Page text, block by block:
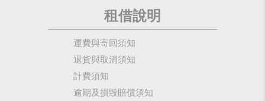
租借說明
運費與寄回須知
退貨與取消須知
計費須知
逾期及損毀賠償須知